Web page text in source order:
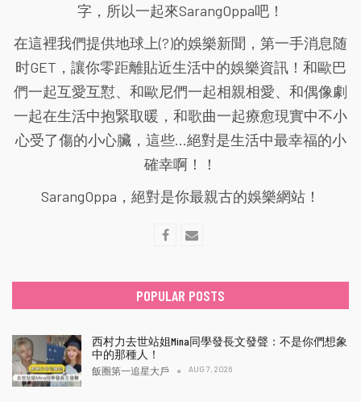
字，所以一起來SarangOppa吧！
在這裡我們提供地球上(?)的娛樂新聞，第一手消息随
时GET，讓你零距離貼近生活中的娛樂資訊！和歐巴
們一起互愛互懟、和歐尼們一起相親相愛、和偶像劇
一起在生活中抱緊取暖，和歌曲一起療愈現實中不小
心受了傷的小心臟，這些...絕對是生活中最幸福的小
確幸啊！！
SarangOppa，絕對是你最親古的娛樂網站！
POPULAR POSTS
西村力去世站姐Mina同學發長文發聲：不是你們想象
中的那種人！
飯圈第一追星大戶 AUG 7, 2026